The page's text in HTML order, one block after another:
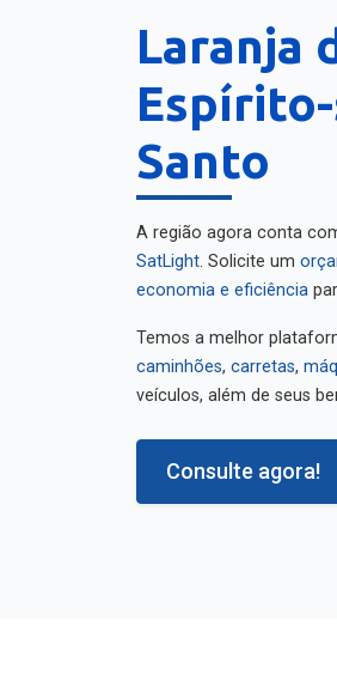
Laranja
Santo
A região agora conta
SatLight. Solicite um
economia e eficiência
Temos a melhor
caminhões, carretas,
veículos, além de seus
Consulte agora!